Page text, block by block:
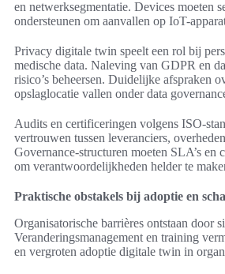
en netwerksegmentatie. Devices moeten
ondersteunen om aanvallen op IoT-
Privacy digitale twin speelt een rol bij
medische data. Naleving van GDPR en
risico’s beheersen. Duidelijke afspraken
opslaglocatie vallen onder data
Audits en certificeringen volgens ISO-
vertrouwen tussen leveranciers,
Governance-structuren moeten SLA’s en
om verantwoordelijkheden helder te
Praktische obstakels bij adoptie en
Organisatorische barrières ontstaan door
Veranderingsmanagement en training
en vergroten adoptie digitale twin in